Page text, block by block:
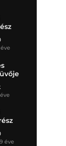
éve
éve